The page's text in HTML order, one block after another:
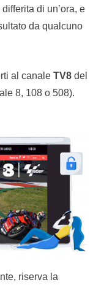
di un’ora, e
da qualcuno
al canale TV8del
8, 108 o 508).
riserva la